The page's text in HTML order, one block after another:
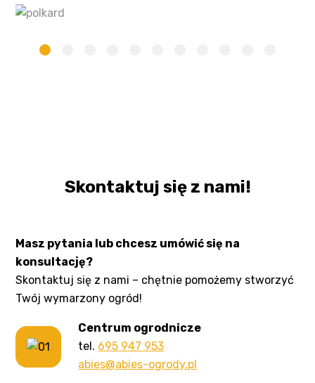
Skontaktuj się z nami!
Masz pytania lub chcesz umówić się na
konsultację?
Skontaktuj się z nami – chętnie pomożemy stworzyć
Twój wymarzony ogród!
Centrum ogrodnicze
tel. 695 947 953
abies@abies-ogrody.pl